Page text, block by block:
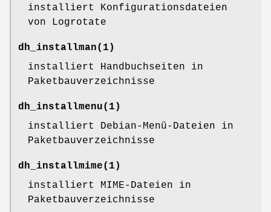
installiert Konfigurationsdateien
von Logrotate
dh_installman(1)
installiert Handbuchseiten in
Paketbauverzeichnisse
dh_installmenu(1)
installiert Debian-Menü-Dateien in
Paketbauverzeichnisse
dh_installmime(1)
installiert MIME-Dateien in
Paketbauverzeichnisse